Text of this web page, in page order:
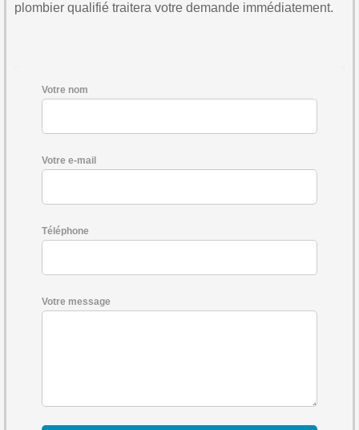
plombier qualifié traitera votre demande immédiatement.
Votre nom
Votre e-mail
Téléphone
Votre message